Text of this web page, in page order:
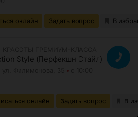
онлайн Задать вопрос В
Style (Перфекшн Стайл)
онлайн Задать вопрос В